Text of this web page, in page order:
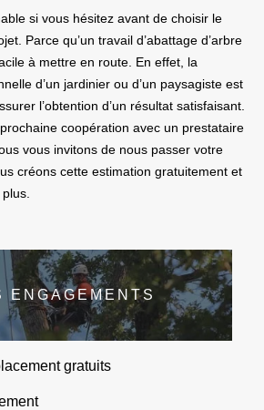
si vous hésitez avant de choisir le
Parce qu’un travail d’abattage d’arbre
à mettre en route. En effet, la
d’un jardinier ou d’un paysagiste est
l’obtention d’un résultat satisfaisant.
coopération avec un prestataire
vous invitons de nous passer votre
créons cette estimation gratuitement et
ENGAGEMENTS
gratuits